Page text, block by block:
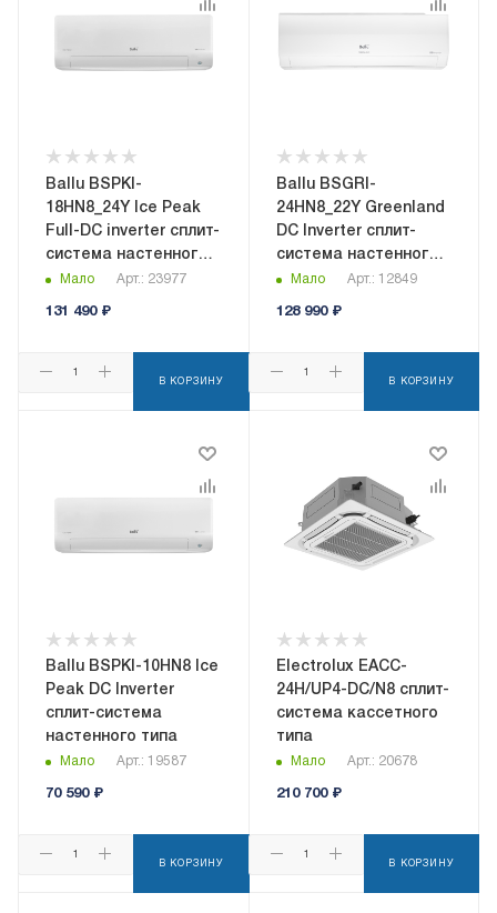
Ballu BSPKI-
18HN8_24Y Ice Peak
Full-DC inverter сплит-
система настенного
типа
Мало Арт.: 23977
131 490₽
В КОРЗИНУ
Ballu BSGRI-
24HN8_22Y Greenland
DC Inverter сплит-
система настенного
типа
Мало Арт.: 12849
128 990₽
В КОРЗИНУ
Ballu BSPKI-10HN8 Ice
Peak DC Inverter
сплит-система
настенного типа
Мало Арт.: 19587
70 590₽
В КОРЗИНУ
Electrolux EACC-
24H/UP4-DC/N8 сплит-
система кассетного
типа
Мало Арт.: 20678
210 700₽
В КОРЗИНУ